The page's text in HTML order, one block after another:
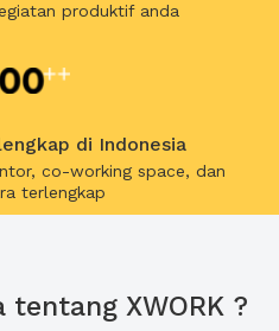
produktif anda
di Indonesia
co-working space, dan
terlengkap
XWORK ?